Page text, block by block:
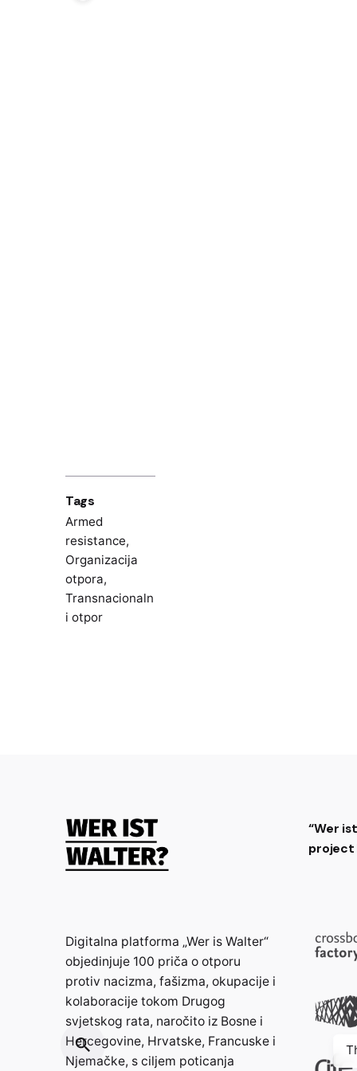
Tags
Armed
resistance,
Organizacija
otpora,
Transnacionaln
i otpor
Digitalna platforma „Wer is Walter“
objedinjuje 100 priča o otporu
protiv nacizma, fašizma, okupacije i
kolaboracije tokom Drugog
svjetskog rata, naročito iz Bosne i
Hercegovine, Hrvatske, Francuske i
Njemačke, s ciljem poticanja
“Wer
project